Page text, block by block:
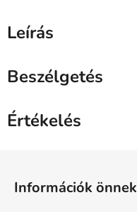
Leírás
Beszélgetés
Értékelés
Információk önnek